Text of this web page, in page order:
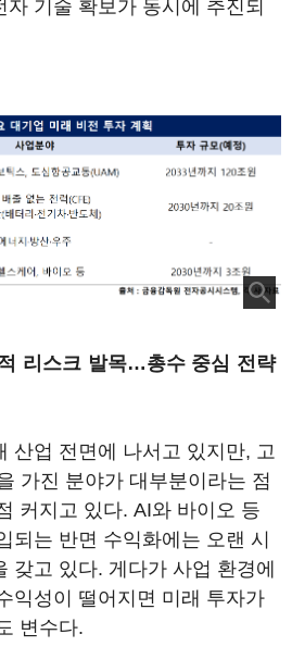
기술 확보가 동시에 추진되
리스크 발목…총수 중심 전략
산업 전면에 나서고 있지만, 고
가진 분야가 대부분이라는 점
커지고 있다. AI와 바이오 등
되는 반면 수익화에는 오랜 시
갖고 있다. 게다가 사업 환경에
익성이 떨어지면 미래 투자가
변수다.